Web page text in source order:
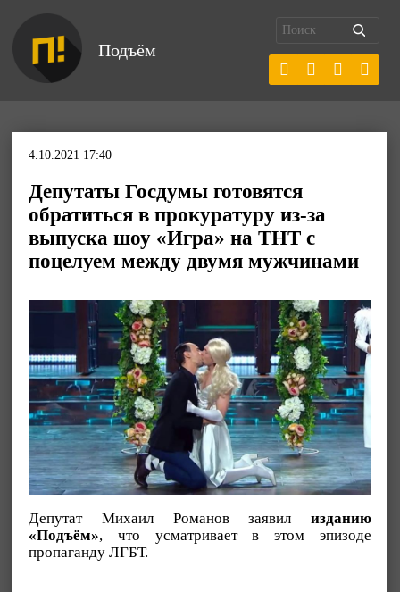
Подъём
4.10.2021 17:40
Депутаты Госдумы готовятся
обратиться в прокуратуру из-за
выпуска шоу «Игра» на ТНТ с
поцелуем между двумя мужчинами
Депутат Михаил Романов заявил изданию
«Подъём», что усматривает в этом эпизоде
пропаганду ЛГБТ.